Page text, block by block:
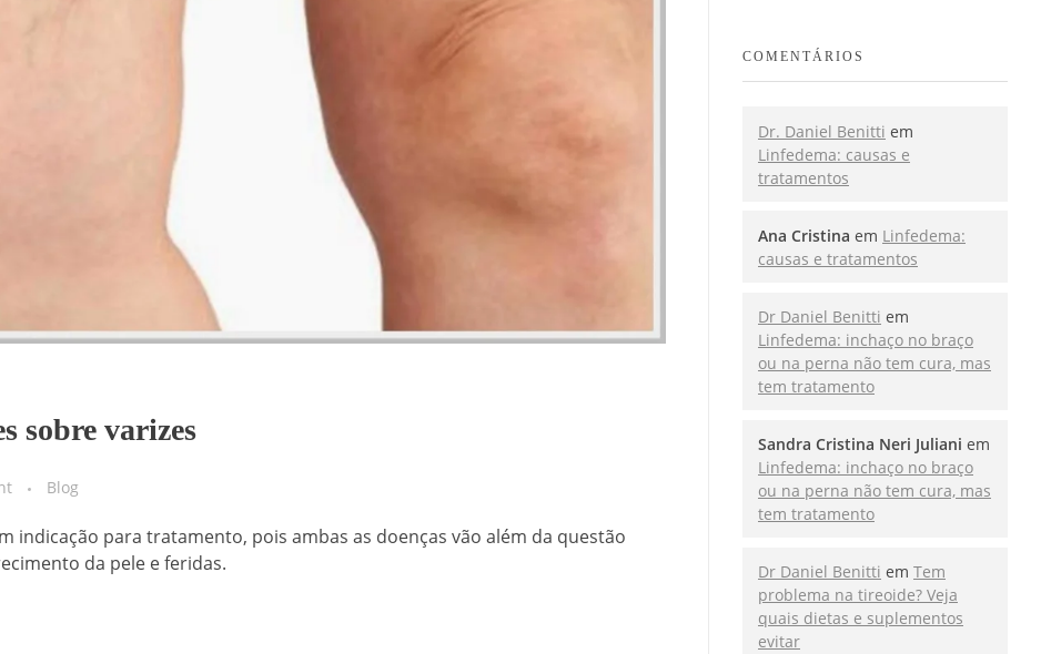
sobre varizes
Blog
indicação para tratamento, pois ambas as doenças vão além da questão
da pele e feridas.
COMENTÁRIOS
Dr. Daniel Benitti em
Linfedema: causas e
tratamentos
Ana Cristina em Linfedema:
causas e tratamentos
Dr Daniel Benitti em
Linfedema: inchaço no braço
ou na perna não tem cura, mas
tem tratamento
Sandra Cristina Neri Juliani em
Linfedema: inchaço no braço
ou na perna não tem cura, mas
tem tratamento
Dr Daniel Benitti em Tem
problema na tireoide? Veja
quais dietas e suplementos
evitar